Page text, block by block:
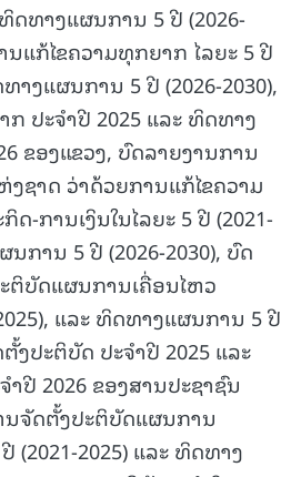
ດທາງແຜນການ 5 ປີ (2026-
ນແກ້ໄຂຄວາມທຸກຍາກ ໄລຍະ 5 ປີ
າງແຜນການ 5 ປີ (2026-2030),
ປະຈຳປີ 2025 ແລະ ທິດທາງ
ຂອງແຂວງ, ບົດລາຍງານການ
ຊາດ ວ່າດ້ວຍການແກ້ໄຂຄວາມ
-ການເງິນໃນໄລຍະ 5 ປີ (2021-
ການ 5 ປີ (2026-2030), ບົດ
ຕິບັດແຜນການເຄື່ອນໄຫວ
ແລະ ທິດທາງແຜນການ 5 ປີ
ງປະຕິບັດ ປະຈຳປີ 2025 ແລະ
ປີ 2026 ຂອງສານປະຊາຊົນ
ນຈັດຕັ້ງປະຕິບັດແຜນການ
(2021-2025) ແລະ ທິດທາງ